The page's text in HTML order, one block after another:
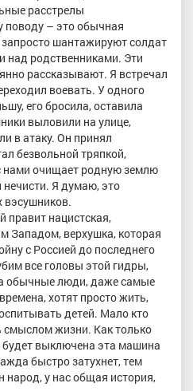
расстрелы
поводу – это обычная
шантажируют солдат
над родственниками. Эти
рассказывают. Я встречал
воевать. У одного
его бросила, оставила
выловили на улице,
в атаку. Он принял
безвольной тряпкой,
нами очищает родную землю
нечисти. Я думаю, это
вэсушников.
правит нацистская,
Западом, верхушка, которая
с Россией до последнего
все головы этой гидры,
обычные люди, даже самые
хотят просто жить,
детей. Мало кто
смыслом жизни. Как только
будет выключена эта машина
быстро затухнет, тем
народ, у нас общая история,